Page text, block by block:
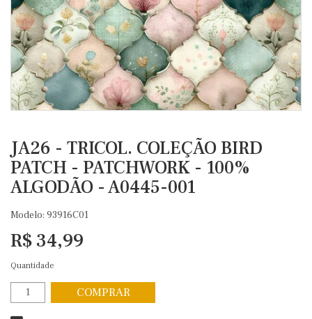
JA26 - TRICOL. COLEÇÃO BIRD
PATCH - PATCHWORK - 100%
ALGODÃO - A0445-001
Modelo: 93916C01
R$ 34,99
Quantidade
COMPRAR